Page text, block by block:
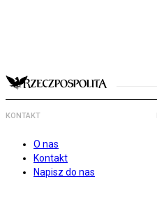
KONTAKT
O nas
Kontakt
Napisz do nas